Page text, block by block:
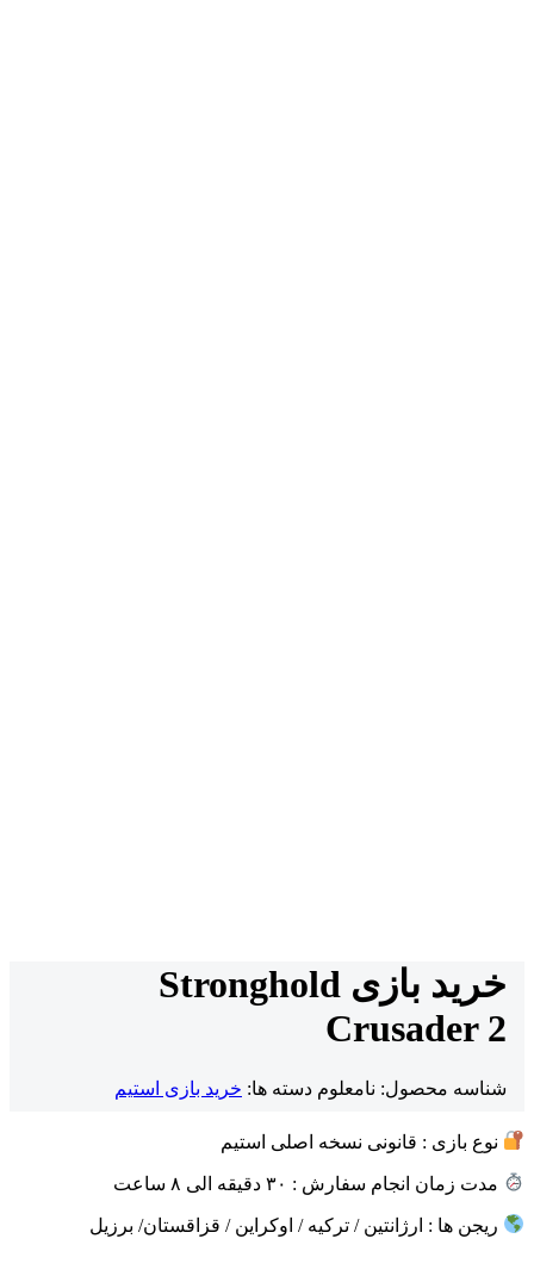
خرید بازی Stronghold
Crusader 2
شناسه محصول: نامعلوم دسته ها: خرید بازی استیم
نوع بازی : قانونی نسخه اصلی استیم
مدت زمان انجام سفارش : ۳۰ دقیقه الی ۸ ساعت
ریجن ها : ارژانتین / ترکیه / اوکراین / قزاقستان/ برزیل